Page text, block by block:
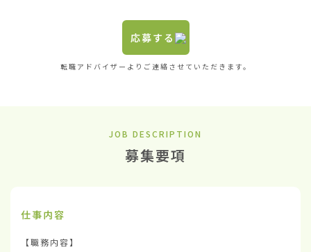
応募する
転職アドバイザーよりご連絡させていただきます。
JOB DESCRIPTION
募集要項
仕事内容
【職務内容】